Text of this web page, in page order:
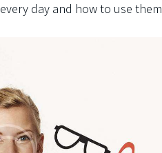
every day and how to use